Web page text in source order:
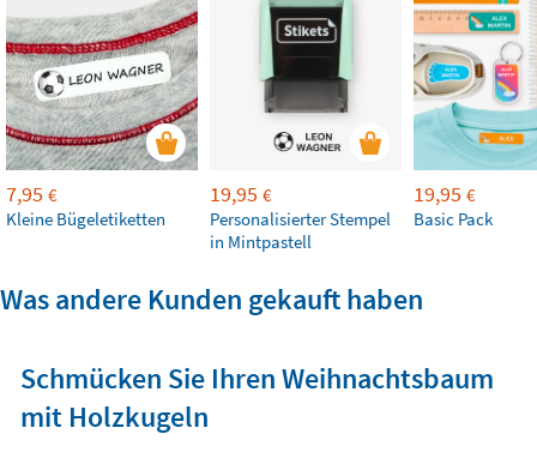
7,95 €
Kleine Bügeletiketten
19,95 €
Personalisierter Stempel
in Mintpastell
19,95 €
Basic Pack
Was andere Kunden gekauft haben
Schmücken Sie Ihren Weihnachtsbaum
mit Holzkugeln